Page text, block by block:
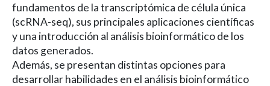
fundamentos de la transcriptómica de célula única
(scRNA-seq), sus principales aplicaciones científicas
y una introducción al análisis bioinformático de los
datos generados.
Además, se presentan distintas opciones para
desarrollar habilidades en el análisis bioinformático